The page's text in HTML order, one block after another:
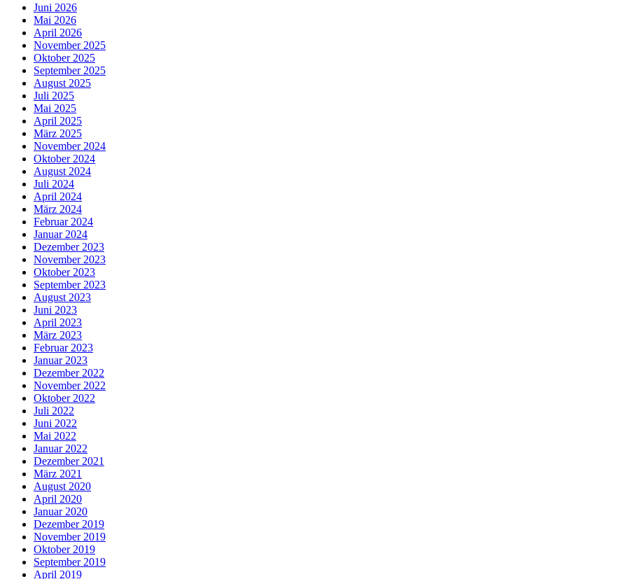
Juni 2026
Mai 2026
April 2026
November 2025
Oktober 2025
September 2025
August 2025
Juli 2025
Mai 2025
April 2025
März 2025
November 2024
Oktober 2024
August 2024
Juli 2024
April 2024
März 2024
Februar 2024
Januar 2024
Dezember 2023
November 2023
Oktober 2023
September 2023
August 2023
Juni 2023
April 2023
März 2023
Februar 2023
Januar 2023
Dezember 2022
November 2022
Oktober 2022
Juli 2022
Juni 2022
Mai 2022
Januar 2022
Dezember 2021
März 2021
August 2020
April 2020
Januar 2020
Dezember 2019
November 2019
Oktober 2019
September 2019
April 2019